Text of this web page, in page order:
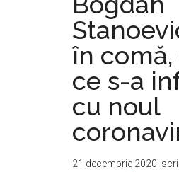
în
ce s-a
cu noul
21 decembrie 2020 ,